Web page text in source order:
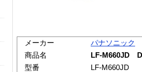
メーカー
パナソニック
商品名
LF-M660JD
型番
LF-M660JD